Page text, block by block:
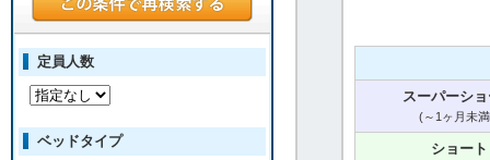
スーパーシ
(～1ヶ月未
ショート
定員人数
ベッドタイプ